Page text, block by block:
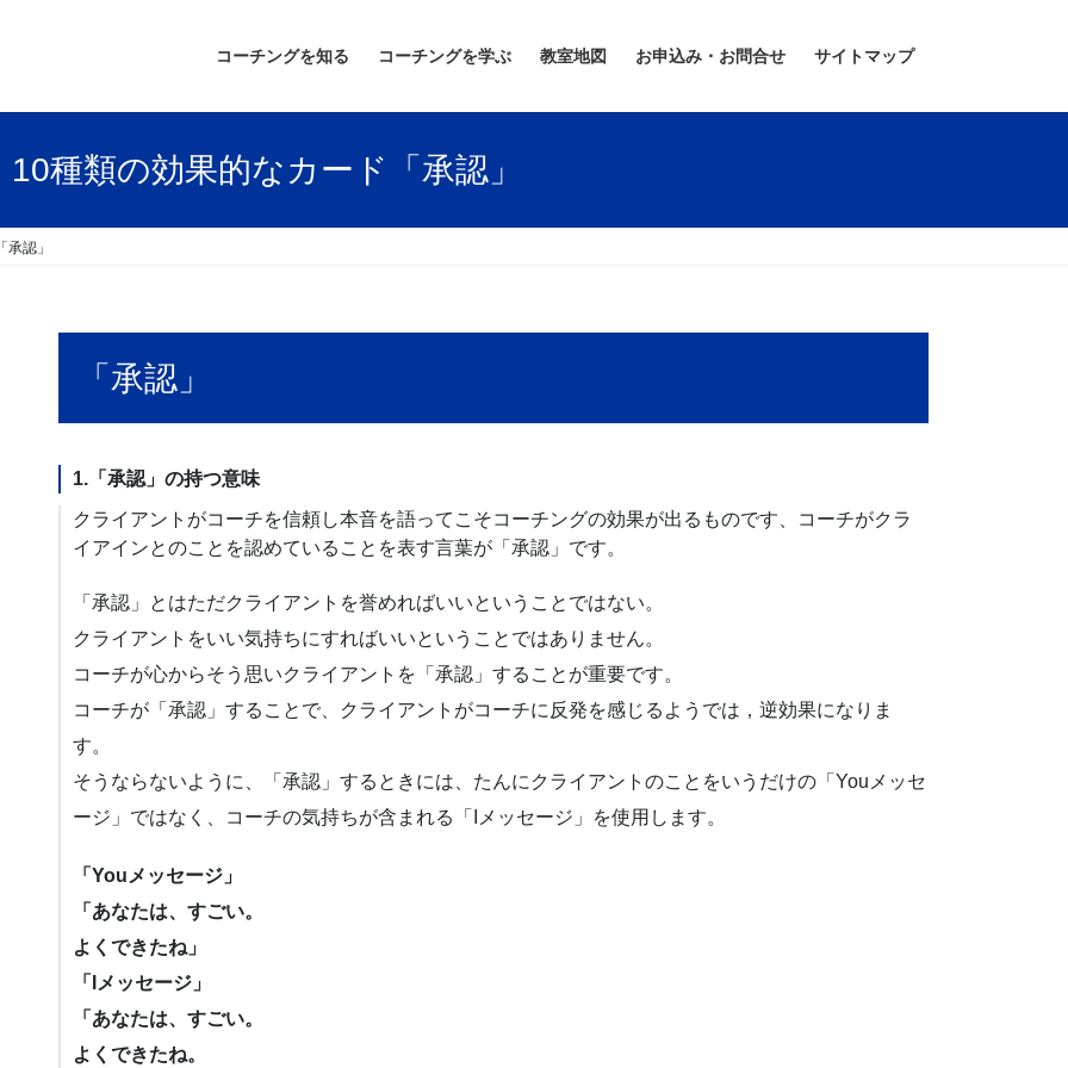
コーチングを知る コーチングを学ぶ 教室地図 お申込み・お問合せ サイトマップ
10種類の効果的なカード「承認」
認」
「承認」
1.「承認」の持つ意味
クライアントがコーチを信頼し本音を語ってこそコーチングの効果が出るものです、コーチがクラ
イアインとのことを認めていることを表す言葉が「承認」です。
「承認」とはただクライアントを誉めればいいということではない。
クライアントをいい気持ちにすればいいということではありません。
コーチが心からそう思いクライアントを「承認」することが重要です。
コーチが「承認」することで、クライアントがコーチに反発を感じるようでは，逆効果になりま
す。
そうならないように、「承認」するときには、たんにクライアントのことをいうだけの「Youメッセ
ージ」ではなく、コーチの気持ちが含まれる「Iメッセージ」を使用します。
「Youメッセージ」
「あなたは、すごい。
よくできたね」
「Iメッセージ」
「あなたは、すごい。
よくできたね。